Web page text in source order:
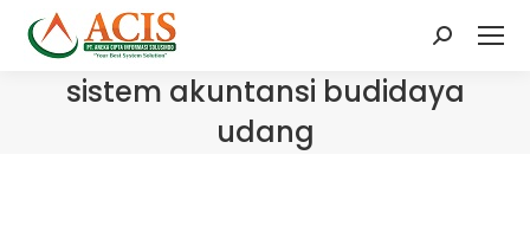
Search:
sistem akuntansi budidaya
udang